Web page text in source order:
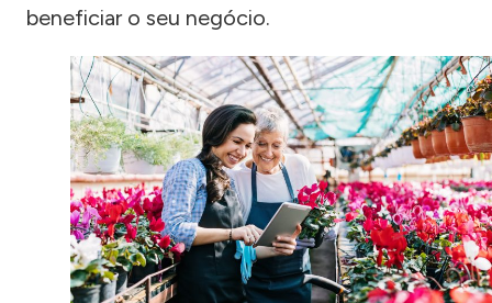
beneficiar o seu negócio.